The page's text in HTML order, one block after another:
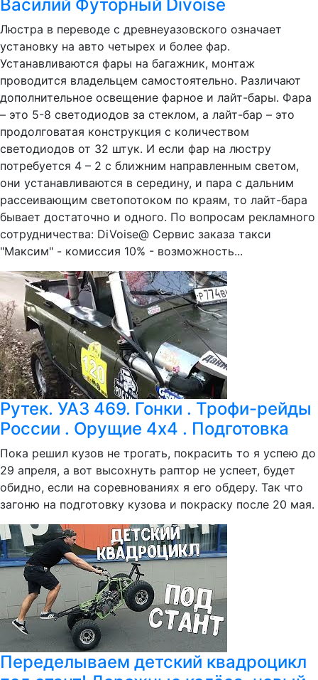
Василий Футорный Divoise
Люстра в переводе с древнеуазовского означает
установку на авто четырех и более фар.
Устанавливаются фары на багажник, монтаж
проводится владельцем самостоятельно. Различают
дополнительное освещение фарное и лайт-бары. Фара
– это 5-8 светодиодов за стеклом, а лайт-бар – это
продолговатая конструкция с количеством
светодиодов от 32 штук. И если фар на люстру
потребуется 4 – 2 с ближним направленным светом,
они устанавливаются в середину, и пара с дальним
рассеивающим светопотоком по краям, то лайт-бара
бывает достаточно и одного. По вопросам рекламного
сотрудничества: DiVoise@ Сервис заказа такси
"Максим" - комиссия 10% - возможность...
Рутек. УАЗ 469. Гонки . Трофи-рейды
России . Орущие 4х4 . Подготовка
Пока решил кузов не трогать, покрасить то я успею до
29 апреля, а вот высохнуть раптор не успеет, будет
обидно, если на соревнованиях я его обдеру. Так что
загоню на подготовку кузова и покраску после 20 мая.
Переделываем детский квадроцикл